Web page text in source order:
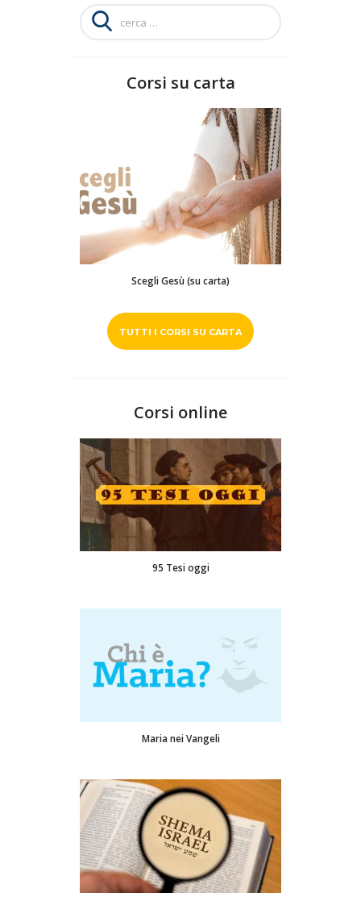
Ricerca
per:
Corsi su carta
Scegli Gesù (su carta)
TUTTI I CORSI SU CARTA
Corsi online
95 Tesi oggi
Maria nei Vangeli